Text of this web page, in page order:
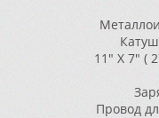
11″ Χ 7″ (
Провод